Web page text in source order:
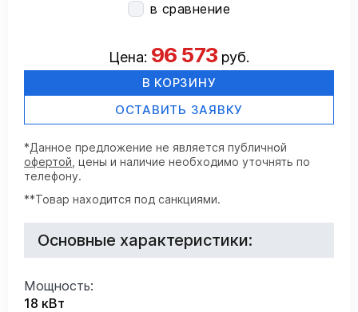
в сравнение
Цена: 96 573 руб.
В КОРЗИНУ
ОСТАВИТЬ ЗАЯВКУ
*Данное предложение не является публичной
офертой , цены и наличие необходимо уточнять по
телефону.
**Товар находится под санкциями.
Основные характеристики:
Мощность:
18 кВт